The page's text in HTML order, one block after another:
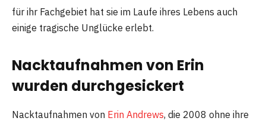
für ihr Fachgebiet hat sie im Laufe ihres Lebens auch
einige tragische Unglücke erlebt.
Nacktaufnahmen von Erin
wurden durchgesickert
Nacktaufnahmen von Erin Andrews, die 2008 ohne ihre